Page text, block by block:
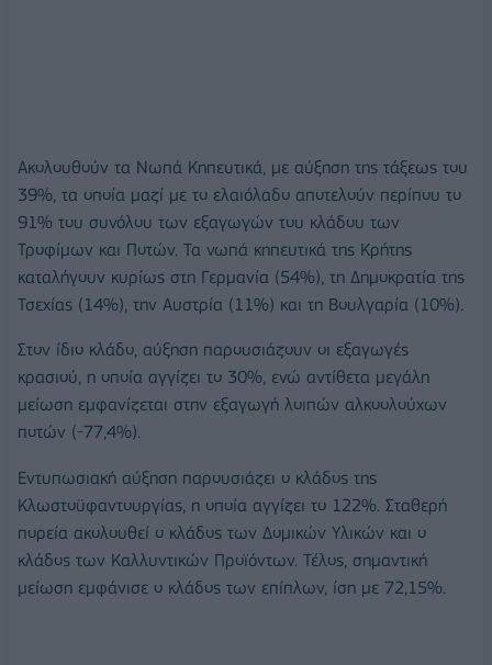
Ακολουθούν τα Νωπά Κηπευτικά, με αύξηση της τάξεως του
39%, τα οποία μαζί με το ελαιόλαδο αποτελούν περίπου το
91% του συνόλου των εξαγωγών του κλάδου των
Τροφίμων και Ποτών. Τα νωπά κηπευτικά της Κρήτης
καταλήγουν κυρίως στη Γερμανία (54%), τη Δημοκρατία της
Τσεχίας (14%), την Αυστρία (11%) και τη Βουλγαρία (10%).
Στον ίδιο κλάδο, αύξηση παρουσιάζουν οι εξαγωγές
κρασιού, η οποία αγγίζει το 30%, ενώ αντίθετα μεγάλη
μείωση εμφανίζεται στην εξαγωγή λοιπών αλκοολούχων
ποτών (-77,4%).
Εντυπωσιακή αύξηση παρουσιάζει ο κλάδος της
Κλωστοϋφαντουργίας, η οποία αγγίζει το 122%. Σταθερή
πορεία ακολουθεί ο κλάδος των Δομικών Υλικών και ο
κλάδος των Καλλυντικών Προϊόντων. Τέλος, σημαντική
μείωση εμφάνισε ο κλάδος των επίπλων, ίση με 72,15%.